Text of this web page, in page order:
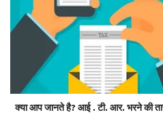
क्या आप जानते है? आई . टी. आर. भरने की